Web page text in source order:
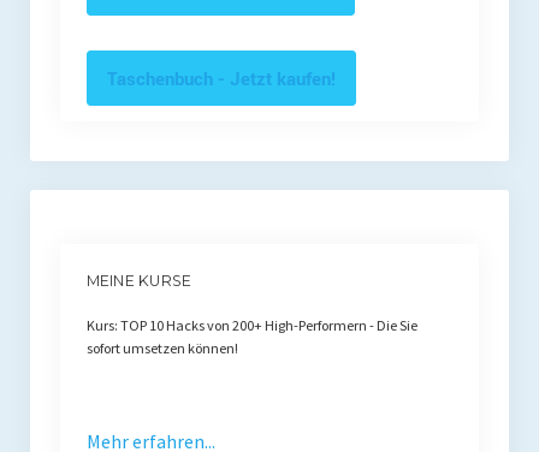
Taschenbuch - Jetzt kaufen!
MEINE KURSE
Kurs: TOP 10 Hacks von 200+ High-Performern - Die Sie
sofort umsetzen können!
Mehr erfahren...